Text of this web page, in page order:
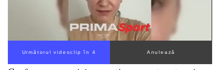
Următorul videoclip în 4 Anulează